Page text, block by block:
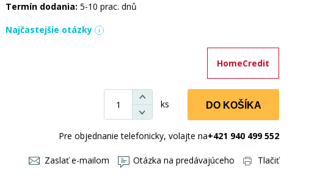
Termín dodania: 5-10 prac. dnů
Najčastejšie otázky
HomeCredit
ks DO KOŠÍKA
Pre objednanie telefonicky, volajte na+421 940 499 552
Zaslať e-mailom Otázka na predávajúceho Tlačiť